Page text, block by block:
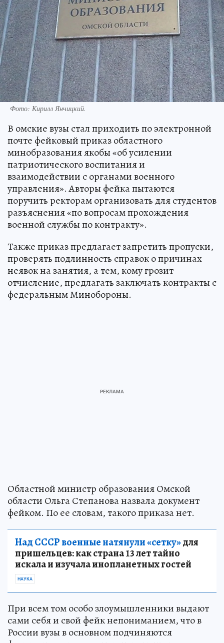
Фото: Кирилл Янчицкий.
В омские вузы стал приходить по электронной
почте фейковый приказ областного
минобразования якобы «об усилении
патриотического воспитания и
взаимодействии с органами военного
управления». Авторы фейка пытаются
поручить ректорам организовать для студентов
разъяснения «по вопросам прохождения
военной службы по контракту».
Также приказ предлагает запретить пропуски,
проверять подлинность справок о причинах
неявок на занятия, а тем, кому грозит
отчисление, предлагать заключать контракты с
федеральным Минобороны.
Областной министр образования Омской
области Ольга Степанова назвала документ
фейком. По ее словам, такого приказа нет.
Над СССР военные натянули «сетку»для
пришельцев: как страна 13 лет тайно
искала и изучала инопланетных гостей
НАУКА
При всем том особо злоумышленники выдают
сами себя и свой фейк непониманием, что в
России вузы в основном подчиняются